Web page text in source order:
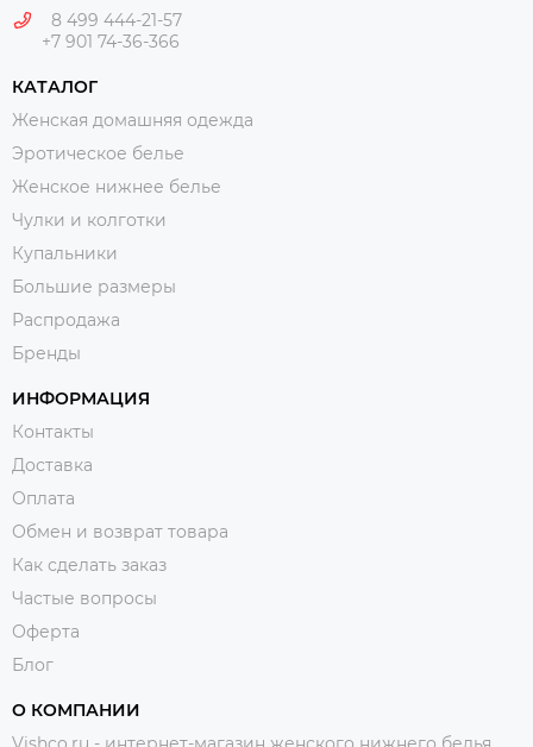
8 499 444-21-57
+7 901 74-36-366
КАТАЛОГ
Женская домашняя одежда
Эротическое белье
Женское нижнее белье
Чулки и колготки
Купальники
Большие размеры
Распродажа
Бренды
ИНФОРМАЦИЯ
Контакты
Доставка
Оплата
Обмен и возврат товара
Как сделать заказ
Частые вопросы
Оферта
Блог
О КОМПАНИИ